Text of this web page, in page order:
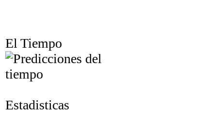
El Tiempo
Estadisticas